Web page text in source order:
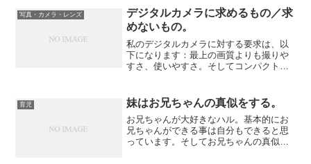
ボ...
写真・カメラ・レンズ
デジタルカメラに求めるもの／求
めないもの。
私のデジタルカメラに対する要求は、以
下になります：最上の画質よりも撮りや
すさ、使いやすさ。そしてコンパクト
みました。一般とは異なるので、私以外
の人間にはなんの参考にもな...
育児 妹はお兄ちゃんの真似をする。
お兄ちゃんが大好きなハル。基本的にお
兄ちゃんができる事は自分もできると思
っています。そしてお兄ちゃんの真似を